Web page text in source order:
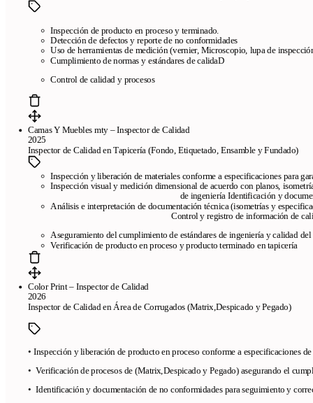
Inspección de producto en proceso y terminado.
Detección de defectos y reporte de no conformidades
Uso de herramientas de medición (vernier, Microscopio, lupa de
Cumplimiento de normas y estándares de calidaD
Control de calidad y procesos
Camas Y Muebles mty – Inspector de Calidad
2025
Inspector de Calidad en Tapicería (Fondo, Etiquetado, Ensamble y Fundado)
Inspección y liberación de materiales conforme a especificaciones para
Inspección visual y medición dimensional de acuerdo con
de ingeniería Identificación y documentación
Análisis e interpretación de documentación técnica
Control y registro de información de
Aseguramiento del cumplimiento de estándares de ingeniería y calidad
Verificación de producto en proceso y producto terminado en tapicería
Color Print – Inspector de Calidad
2026
Inspector de Calidad en Área de Corrugados
• Inspección y liberación de producto en proceso conforme a especificaciones
• Verificación de procesos de (Matrix,Despicado y Pegado) asegurando el
• Identificación y documentación de no conformidades para seguimiento y
Páginas
Plantillas de currículum gratis Plantillas compatibles con ATS El
mejor creador de currículums online Preguntas frecuentes Creador
horas